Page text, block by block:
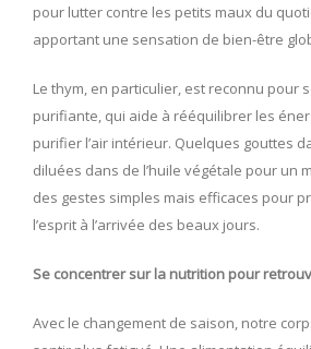
pour lutter contre les petits maux du
apportant une sensation de bien-être
Le thym, en particulier, est reconnu pour
purifiante, qui aide à rééquilibrer les
purifier l’air intérieur. Quelques gouttes
diluées dans de l’huile végétale pour un
des gestes simples mais efficaces pour
l’esprit à l’arrivée des beaux jours.
Se concentrer sur la nutrition pour
Avec le changement de saison, notre